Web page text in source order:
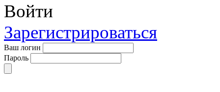
Войти
Зарегистрироваться
Ваш логин
Пароль